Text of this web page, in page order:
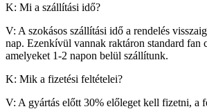
K: Mi a szállítási idő?
V: A szokásos szállítási idő a rendelés
nap. Ezenkívül vannak raktáron standard fan
amelyeket 1-2 napon belül szállítunk.
K: Mik a fizetési feltételei?
V: A gyártás előtt 30% előleget kell fizetni, a